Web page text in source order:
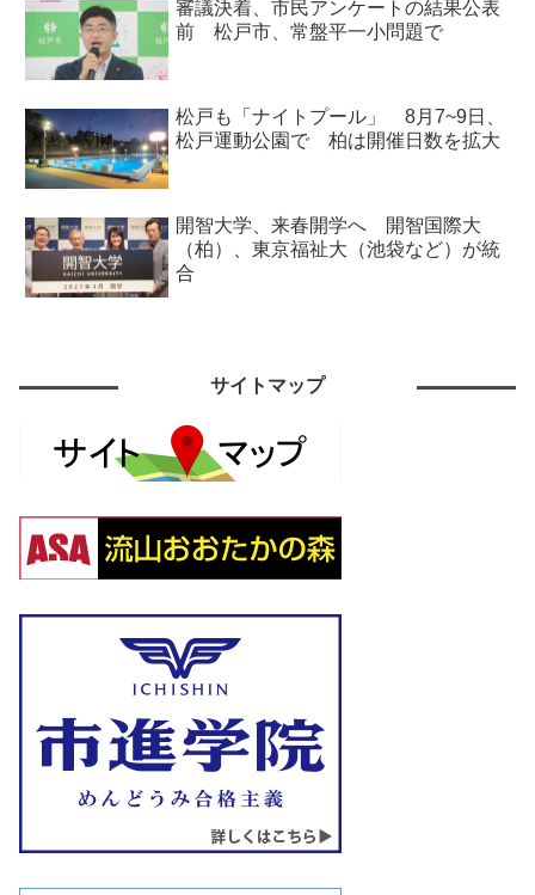
審議決着、市民アンケートの結果公表
前 松戸市、常盤平一小問題で
松戸も「ナイトプール」 8月7~9日、
松戸運動公園で 柏は開催日数を拡大
開智大学、来春開学へ 開智国際大
（柏）、東京福祉大（池袋など）が統
合
サイトマップ